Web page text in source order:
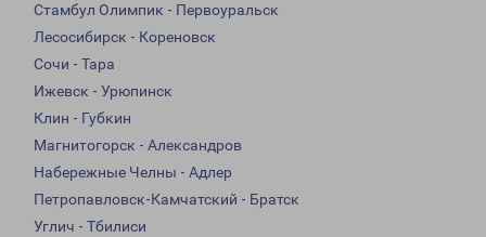
Стамбул Олимпик - Первоуральск
Лесосибирск - Кореновск
Сочи - Тара
Ижевск - Урюпинск
Клин - Губкин
Магнитогорск - Александров
Набережные Челны - Адлер
Петропавловск-Камчатский - Братск
Углич - Тбилиси